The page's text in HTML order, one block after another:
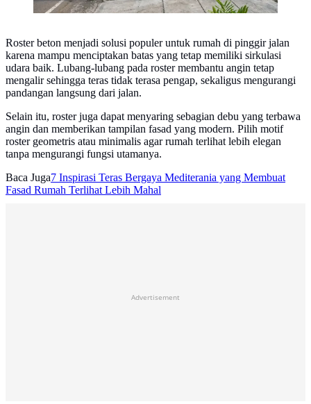
Roster beton menjadi solusi populer untuk rumah di pinggir jalan
karena mampu menciptakan batas yang tetap memiliki sirkulasi
udara baik. Lubang-lubang pada roster membantu angin tetap
mengalir sehingga teras tidak terasa pengap, sekaligus mengurangi
pandangan langsung dari jalan.
Selain itu, roster juga dapat menyaring sebagian debu yang terbawa
angin dan memberikan tampilan fasad yang modern. Pilih motif
roster geometris atau minimalis agar rumah terlihat lebih elegan
tanpa mengurangi fungsi utamanya.
Baca Juga7 Inspirasi Teras Bergaya Mediterania yang Membuat
Fasad Rumah Terlihat Lebih Mahal
Advertisement